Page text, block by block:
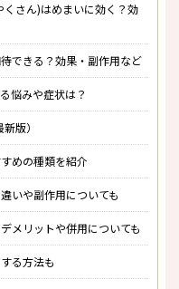
くさん)はめまいに効く？効
できる？効果・副作用など
悩みや症状は？
版）
めの種類を紹介
いや副作用についても
メリットや併用についても
る方法も